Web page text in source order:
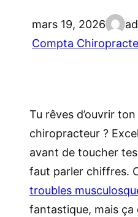
mars 19, 2026
Compta
Tu rêves d’ouvrir
chiropracteur ?
avant de toucher
faut parler chiffres.
troubles
fantastique, mais ça